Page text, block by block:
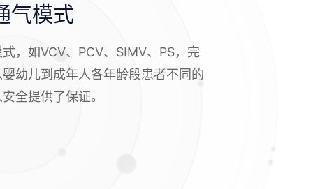
气模式
，如VCV、PCV、SIMV、PS，完
幼儿到成年人各年龄段患者不同的
全提供了保证。